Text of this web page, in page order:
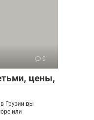
0
цены,
Грузии вы
или